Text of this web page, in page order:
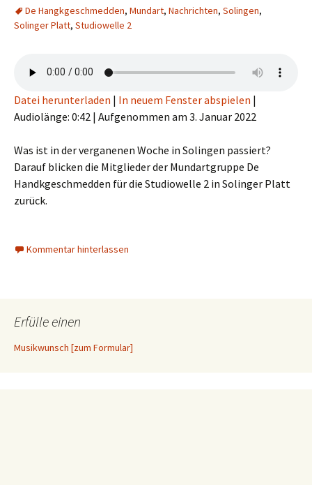
De Hangkgeschmedden, Mundart, Nachrichten, Solingen,
Solinger Platt, Studiowelle 2
Datei herunterladen | In neuem Fenster abspielen |
Audiolänge: 0:42 | Aufgenommen am 3. Januar 2022
Was ist in der verganenen Woche in Solingen passiert?
Darauf blicken die Mitglieder der Mundartgruppe De
Handkgeschmedden für die Studiowelle 2 in Solinger Platt
zurück.
Kommentar hinterlassen
Erfülle einen
Musikwunsch [zum Formular]